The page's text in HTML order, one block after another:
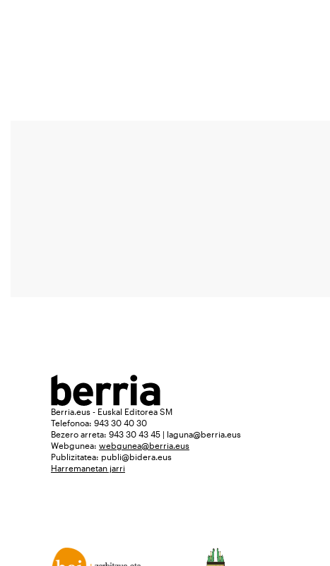
Berria.eus - Euskal Editorea SM
Telefonoa: 943 30 40 30
Bezero arreta: 943 30 43 45 | laguna@berria.eus
Webgunea: webgunea@berria.eus
Publizitatea: publi@bidera.eus
Harremanetan jarri